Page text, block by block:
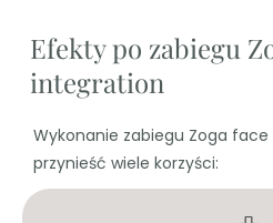
Efekty po zabiegu
integration
Wykonanie zabiegu Zoga
przynieść wiele korzyści: